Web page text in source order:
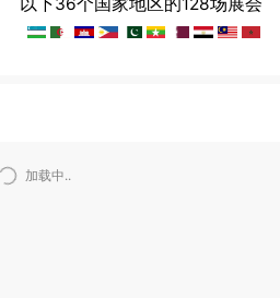
以下36个国家地区的128场展会
加载中..